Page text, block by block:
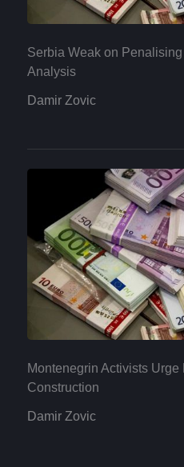
Serbia Weak on
Analysis
Damir Zovic
Montenegrin Activists
Construction
Damir Zovic